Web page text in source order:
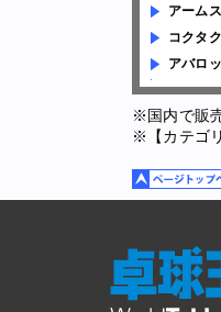
アーム
コクタク
アバロ
※国内で販
※【カテゴ